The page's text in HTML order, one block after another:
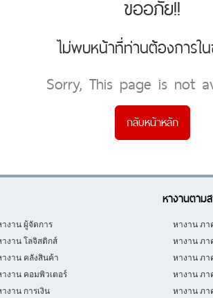
ขออภัย!!
ไม่พบหน้าที่ท่านต้องการใ
Sorry, This page is not
กลับหน้าหลัก
างาน ผู้จัดการ
างาน โลจิสติกส์
างาน คลังสินค้า
างาน คอมพิวเตอร์
งาน การเงิน
หางานตาม
หางาน ภา
หางาน ภา
หางาน ภา
หางาน ภา
หางาน ภา